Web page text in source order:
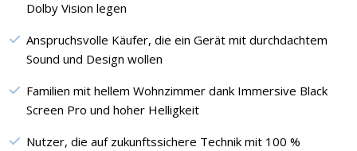
Dolby Vision legen
Anspruchsvolle Käufer, die ein Gerät mit durchdachtem
Sound und Design wollen
Familien mit hellem Wohnzimmer dank Immersive Black
Screen Pro und hoher Helligkeit
Nutzer, die auf zukunftssichere Technik mit 100 %